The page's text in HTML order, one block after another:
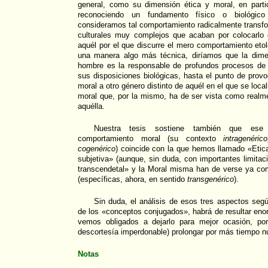
general, como su dimensión ética y moral, en
reconociendo un fundamento físico o
consideramos tal comportamiento radicalmente
culturales muy complejos que acaban por
aquél por el que discurre el mero comportamiento
una manera algo más técnica, diríamos que la
hombre es la responsable de profundos procesos de
sus disposiciones biológicas, hasta el punto de
moral a otro género distinto de aquél en el que se
moral que, por la mismo, ha de ser vista como
aquélla.
Nuestra tesis sostiene también que ese
comportamiento moral (su contexto
cogenérico) coincide con la que hemos llamado
subjetiva» (aunque, sin duda, con importantes
transcendetal» y la Moral misma han de verse ya
(específicas, ahora, en sentido transgenérico).
Sin duda, el análisis de esos tres aspectos
de los «conceptos conjugados», habrá de resultar
vemos obligados a dejarlo para mejor ocasión,
descortesía imperdonable) prolongar por más tiempo
Notas